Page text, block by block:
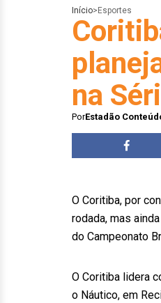
Início> Esportes
na
PorEstadão
O Coritiba, por
rodada, mas
do Campeonato
O Coritiba lidera
o Náutico, em